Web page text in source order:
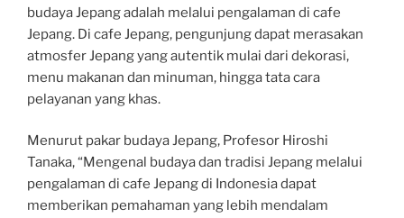
budaya Jepang adalah melalui pengalaman di cafe
Jepang. Di cafe Jepang, pengunjung dapat merasakan
atmosfer Jepang yang autentik mulai dari dekorasi,
menu makanan dan minuman, hingga tata cara
pelayanan yang khas.
Menurut pakar budaya Jepang, Profesor Hiroshi
Tanaka, “Mengenal budaya dan tradisi Jepang melalui
pengalaman di cafe Jepang di Indonesia dapat
memberikan pemahaman yang lebih mendalam